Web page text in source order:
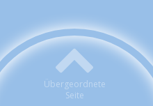
Übergeordnete
Seite